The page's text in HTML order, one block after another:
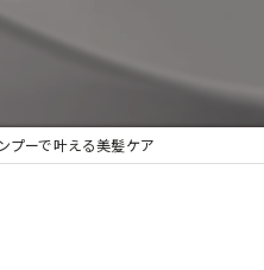
プーで叶える美髪ケア